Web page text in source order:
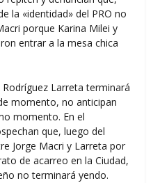
la «identidad» del PRO no
porque Karina Milei y
entrar a la mesa chica
Larreta terminará
momento, no anticipan
momento. En el
que, luego del
Jorge Macri y Larreta por
de acarreo en la Ciudad,
no terminará yendo.